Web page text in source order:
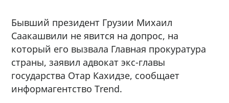
Бывший президент Грузии Михаил
Саакашвили не явится на допрос, на
который его вызвала Главная прокуратура
страны, заявил адвокат экс-главы
государства Отар Кахидзе, сообщает
информагентство Trend.